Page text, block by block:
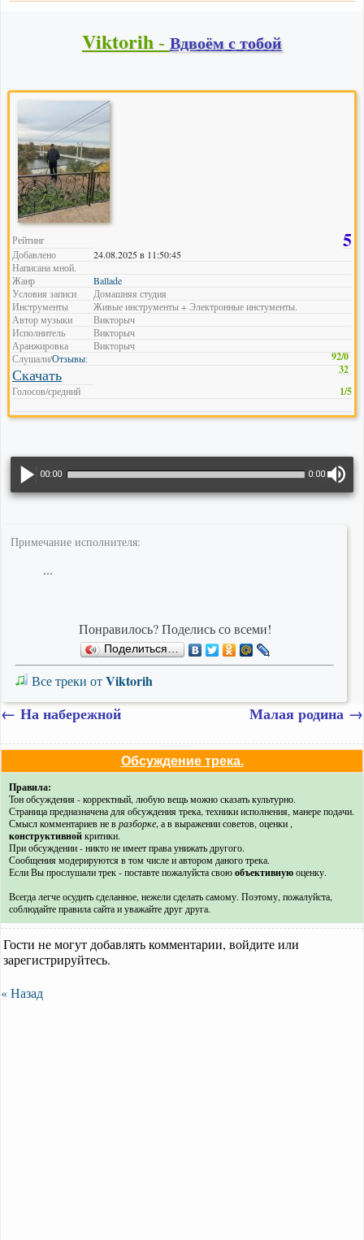
Viktorih - Вдвоём с тобой
Рейтинг 5
Добавлено
24.08.2025 в 11:50:45
Написана мной.
Жанр
Ballade
Условия записи
Домашняя студия
Инструменты
Живые инструменты + Электронные инстументы.
Автор музыки
Викторыч
Исполнитель
Викторыч
Аранжировка
Викторыч
Слушали/Отзывы: 92/0
Скачать 32
Голосов/средний 1/5
00:00 0:00
Примечание исполнителя:
...
Понравилось? Поделись со всеми!
Поделиться…
Все треки отViktorih
← На набережной Малая родина →
Обсуждение трека.
Правила:
Тон обсуждения - корректный, любую вещь можно сказать культурно.
Страница предназначена для обсуждения трека, техники исполнения, манере подачи.
Смысл комментариев не вразборке, а в выражении советов, оценки ,
конструктивнойкритики.
При обсуждении - никто не имеет права унижать другого.
Сообщения модерируются в том числе и автором даного трека.
Если Вы прослушали трек - поставте пожалуйста своюобъективнуюоценку.
Всегда легче осудить сделанное, нежели сделать самому. Поэтому, пожалуйста,
соблюдайте правила сайта и уважайте друг друга.
Гости не могут добавлять комментарии, войдите или
зарегистрируйтесь.
« Назад